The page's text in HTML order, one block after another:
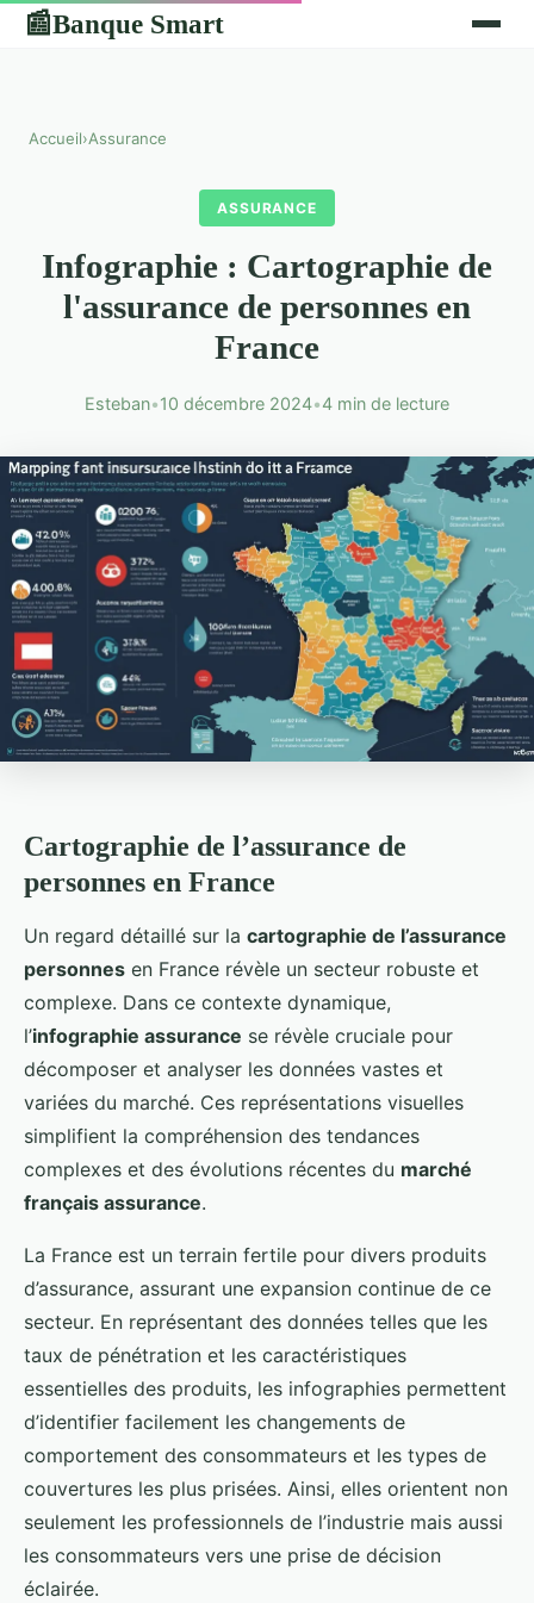
📰Banque Smart
Accueil›Assurance
ASSURANCE
Infographie : Cartographie de
l'assurance de personnes en
France
Esteban•10 décembre 2024•4 min de lecture
Cartographie de l’assurance de
personnes en France
Un regard détaillé sur la cartographie de l’assurance
personnes en France révèle un secteur robuste et
complexe. Dans ce contexte dynamique,
l’infographie assurance se révèle cruciale pour
décomposer et analyser les données vastes et
variées du marché. Ces représentations visuelles
simplifient la compréhension des tendances
complexes et des évolutions récentes du marché
français assurance.
La France est un terrain fertile pour divers produits
d’assurance, assurant une expansion continue de ce
secteur. En représentant des données telles que les
taux de pénétration et les caractéristiques
essentielles des produits, les infographies permettent
d’identifier facilement les changements de
comportement des consommateurs et les types de
couvertures les plus prisées. Ainsi, elles orientent non
seulement les professionnels de l’industrie mais aussi
les consommateurs vers une prise de décision
éclairée.